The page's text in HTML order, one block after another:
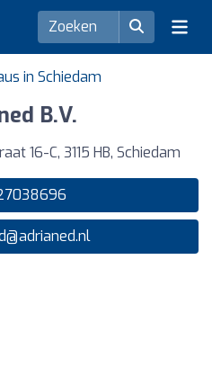
in Schiedam
B.V.
16-C, 3115 HB, Schiedam